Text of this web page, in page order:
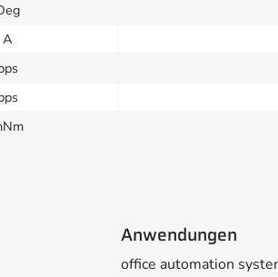
A
Anwendungen
office automation